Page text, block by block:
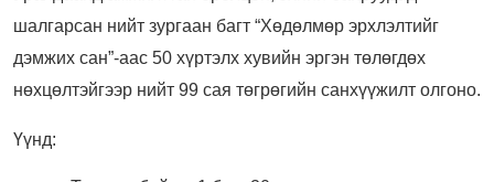
шалгарсан нийт зургаан багт “Хөдөлмөр эрхлэлтийг
дэмжих сан”-аас 50 хүртэлх хувийн эргэн төлөгдөх
нөхцөлтэйгээр нийт 99 сая төгрөгийн санхүүжилт олгоно.
Үүнд: